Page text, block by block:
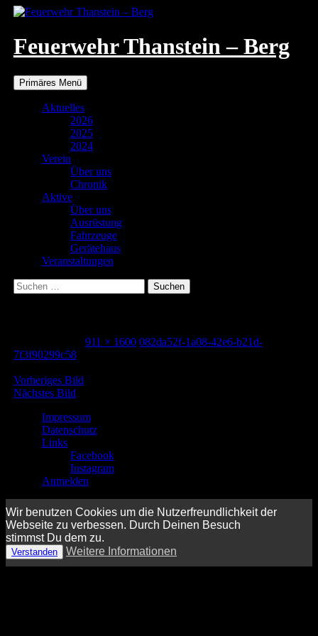
Zum
springen
Feuerwehr Thanstein – Berg
Suchen
Primäres Menü
Aktuelles
2026
2025
2024
Verein
Über uns
Chronik
Aktive
Über uns
Ausrüstung
Fahrzeuge
Gerätehaus
Veranstaltungen
Suchen
nach:
911 × 1600 082da52f-1a08-42e6-b21d-
7f3f90299c58
Vorheriges Bild
Nächstes Bild
Impressum
Datenschutz
Links
Facebook
Instagram
Anmelden
Wir benutzen Cookies um die Nutzerfreundlichkeit der
Webseite zu verbessen. Durch Deinen Besuch
stimmst Du dem zu.
Verstanden Weitere Informationen